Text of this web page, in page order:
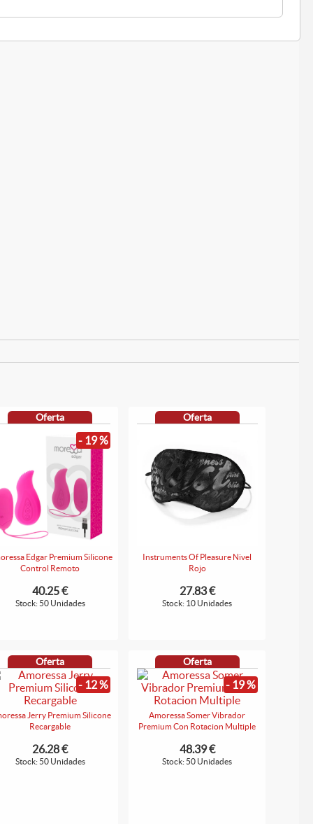
Oferta
- 19 %
Edgar Premium Silicone
Control Remoto
40.25 €
Stock: 50 Unidades
Oferta
Instruments Of Pleasure Nivel
Rojo
27.83 €
Stock: 10 Unidades
Oferta
- 12 %
Jerry Premium Silicone
Recargable
26.28 €
Stock: 50 Unidades
Oferta
- 19 %
Amoressa Somer Vibrador
Premium Con Rotacion Multiple
48.39 €
Stock: 50 Unidades